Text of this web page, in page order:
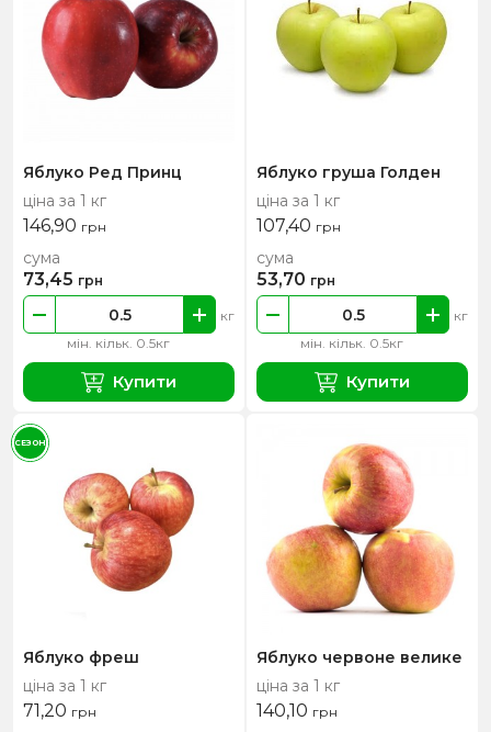
Яблуко Ред Принц
ціна за 1 кг
146,90 грн
мін. кільк. 0.5кг
кг
сума
73,45 грн
Купити
Яблуко груша Голден
ціна за 1 кг
107,40 грн
мін. кільк. 0.5кг
кг
сума
53,70 грн
Купити
Яблуко фреш
ціна за 1 кг
71,20 грн
СЕЗОН
Яблуко червоне велике
ціна за 1 кг
140,10 грн